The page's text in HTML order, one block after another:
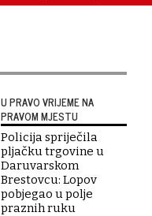
U PRAVO VRIJEME NA
PRAVOM MJESTU
Policija spriječila
pljačku trgovine u
Daruvarskom
Brestovcu: Lopov
pobjegao u polje
praznih ruku